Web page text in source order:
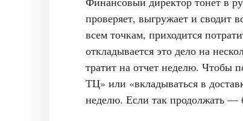
проверяет, выгружает и сводит
всем точкам, приходится
откладывается это дело на
тратит на отчет неделю. Чтобы
ТЦ» или «вкладываться в
неделю. Если так продолжать —